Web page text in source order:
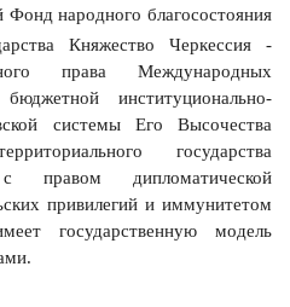
народного благосостояния
Княжество Черкессия -
права Международных
институционально-
системы Его Высочества
государства
правом дипломатической
привилегий и иммунитетом
государственную модель